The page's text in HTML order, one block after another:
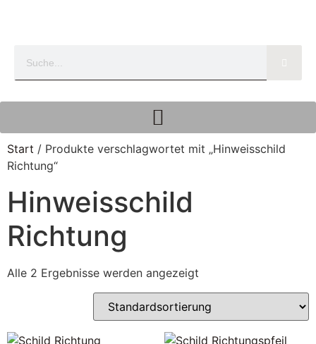
Start / Produkte verschlagwortet mit „Hinweisschild
Richtung“
Hinweisschild
Richtung
Alle 2 Ergebnisse werden angezeigt